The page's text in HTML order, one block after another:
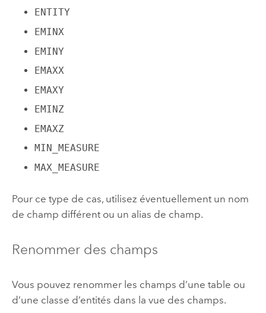
ENTITY
EMINX
EMINY
EMAXX
EMAXY
EMINZ
EMAXZ
MIN_MEASURE
MAX_MEASURE
Pour ce type de cas, utilisez éventuellement un nom
de champ différent ou un alias de champ.
Renommer des champs
Vous pouvez renommer les champs d’une table ou
d’une classe d’entités dans la vue des champs.